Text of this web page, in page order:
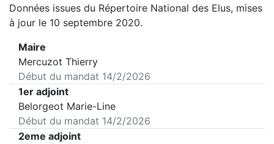
Données issues du Répertoire National des Elus, mises
à jour le 10 septembre 2020.
Maire
Mercuzot Thierry
Début du mandat 14/2/2026
1er adjoint
Belorgeot Marie-Line
Début du mandat 14/2/2026
2eme adjoint